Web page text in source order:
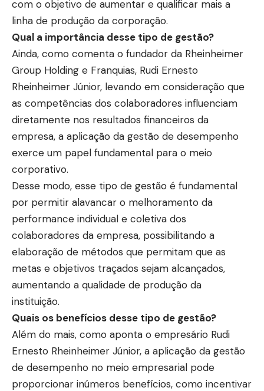
com o objetivo de aumentar e qualificar mais a
linha de produção da corporação.
Qual a importância desse tipo de gestão?
Ainda, como comenta o fundador da Rheinheimer
Group Holding e Franquias, Rudi Ernesto
Rheinheimer Júnior, levando em consideração que
as competências dos colaboradores influenciam
diretamente nos resultados financeiros da
empresa, a aplicação da gestão de desempenho
exerce um papel fundamental para o meio
corporativo.
Desse modo, esse tipo de gestão é fundamental
por permitir alavancar o melhoramento da
performance individual e coletiva dos
colaboradores da empresa, possibilitando a
elaboração de métodos que permitam que as
metas e objetivos traçados sejam alcançados,
aumentando a qualidade de produção da
instituição.
Quais os benefícios desse tipo de gestão?
Além do mais, como aponta o empresário Rudi
Ernesto Rheinheimer Júnior, a aplicação da gestão
de desempenho no meio empresarial pode
proporcionar inúmeros benefícios, como incentivar